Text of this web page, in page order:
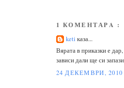
1 КОМЕНТАРA :
keti каза...
Вярата в приказки е
зависи дали ще си
24 ДЕКЕМВРИ, 2010